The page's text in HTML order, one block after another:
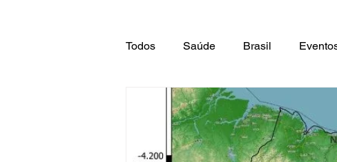
Todos Saúde Brasil
Informe Publicitário
Acidente Tecnologia